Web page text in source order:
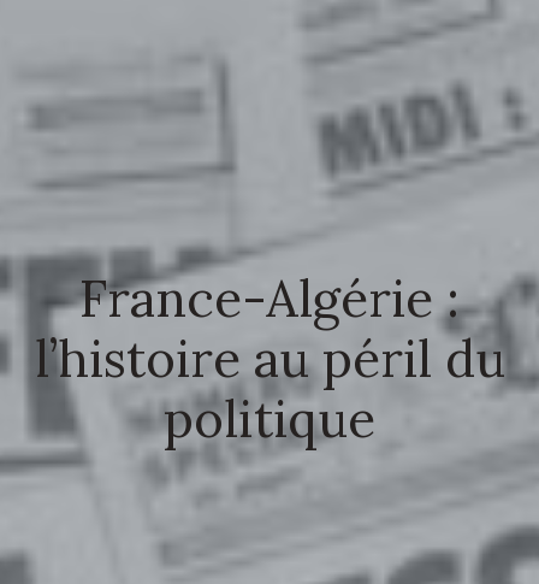
France-Algérie :
l’histoire au péril du
politique